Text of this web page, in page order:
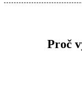
Proč